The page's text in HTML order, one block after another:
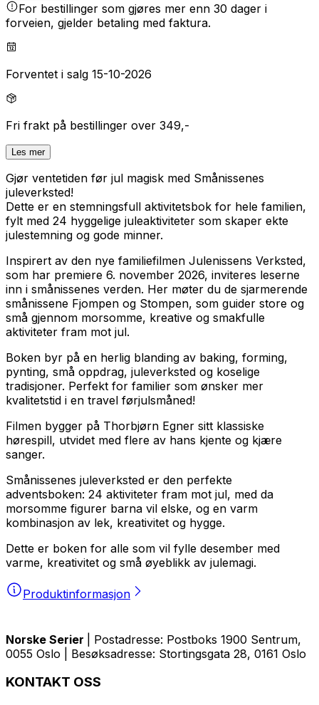
For bestillinger som gjøres mer enn 30 dager i
forveien, gjelder betaling med faktura.
Forventet i salg 15-10-2026
Fri frakt på bestillinger over 349,-
Les mer
Gjør ventetiden før jul magisk med Smånissenes
juleverksted!
Dette er en stemningsfull aktivitetsbok for hele familien,
fylt med 24 hyggelige juleaktiviteter som skaper ekte
julestemning og gode minner.
Inspirert av den nye familiefilmen Julenissens Verksted,
som har premiere 6. november 2026, inviteres leserne
inn i smånissenes verden. Her møter du de sjarmerende
smånissene Fjompen og Stompen, som guider store og
små gjennom morsomme, kreative og smakfulle
aktiviteter fram mot jul.
Boken byr på en herlig blanding av baking, forming,
pynting, små oppdrag, juleverksted og koselige
tradisjoner. Perfekt for familier som ønsker mer
kvalitetstid i en travel førjulsmåned!
Filmen bygger på Thorbjørn Egner sitt klassiske
hørespill, utvidet med flere av hans kjente og kjære
sanger.
Smånissenes juleverksted er den perfekte
adventsboken: 24 aktiviteter fram mot jul, med da
morsomme figurer barna vil elske, og en varm
kombinasjon av lek, kreativitet og hygge.
Dette er boken for alle som vil fylle desember med
varme, kreativitet og små øyeblikk av julemagi.
Produktinformasjon
Norske Serier
| Postadresse: Postboks 1900 Sentrum,
0055 Oslo | Besøksadresse: Stortingsgata 28, 0161 Oslo
KONTAKT OSS